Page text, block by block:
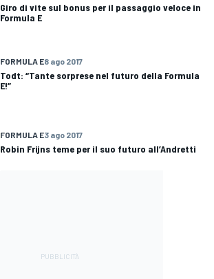
Giro di vite sul bonus per il passaggio veloce in
Formula E
FORMULA E8 ago 2017
Todt: “Tante sorprese nel futuro della Formula
E!”
FORMULA E3 ago 2017
Robin Frijns teme per il suo futuro all’Andretti